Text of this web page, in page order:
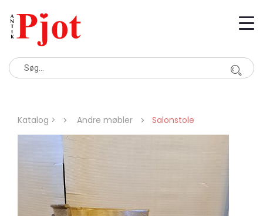
Katalog > Andre møbler Salonstole